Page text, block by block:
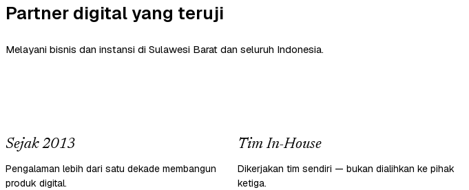
Partner digital yang teruji
Melayani bisnis dan instansi di Sulawesi Barat dan seluruh Indonesia.
Sejak 2013
Pengalaman lebih dari satu dekade membangun
produk digital.
Tim In-House
Dikerjakan tim sendiri — bukan dialihkan ke pihak
ketiga.